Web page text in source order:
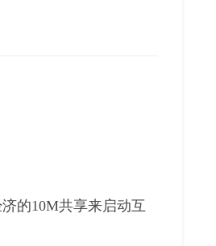
的10M共享来启动互